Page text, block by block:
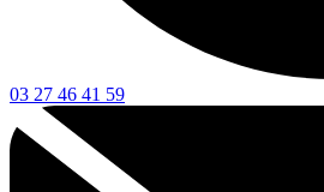
03 27 46 41 59